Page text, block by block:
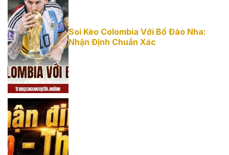
Soi kèo
Colombia với
Bồ Đào Nha
Soi Kèo Colombia Với Bồ Đào Nha:
Nhận Định Chuẩn Xác